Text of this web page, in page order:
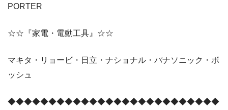
PORTER
☆☆『家電・電動工具』☆☆
マキタ・リョービ・日立・ナショナル・パナソニック・ボ
ッシュ
◆◆◆◆◆◆◆◆◆◆◆◆◆◆◆◆◆◆◆◆◆◆◆◆◆◆